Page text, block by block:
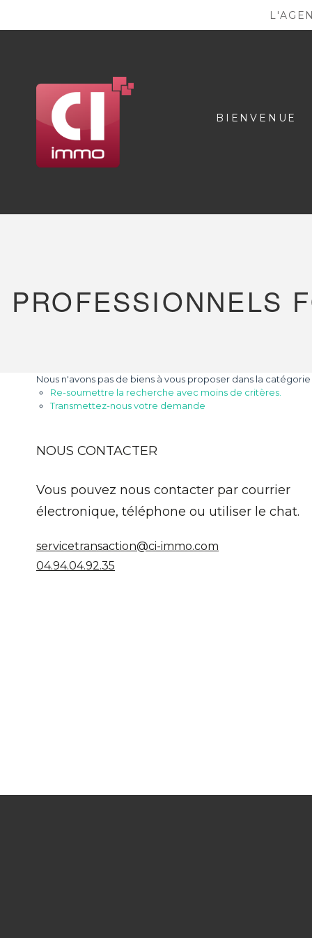
BIENVENUE
PROFESSIONNELS
Nous n'avons pas de biens à vous proposer dans la
Re-soumettre la recherche avec moins de critères.
Transmettez-nous votre demande
NOUS CONTACTER
Vous pouvez nous contacter par courrier
électronique, téléphone ou utiliser le chat.
servicetransaction@ci-immo.com
04.94.04.92.35